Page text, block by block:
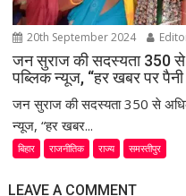
20th September 2024
जन सुराज की सदस्यता 350 से
पब्लिक न्यूज, “हर खबर पर
जन सुराज की सदस्यता 350 से
न्यूज, “हर खबर...
बिहार राजनीतिक राज्य समस्तीपुर
LEAVE A COMMENT